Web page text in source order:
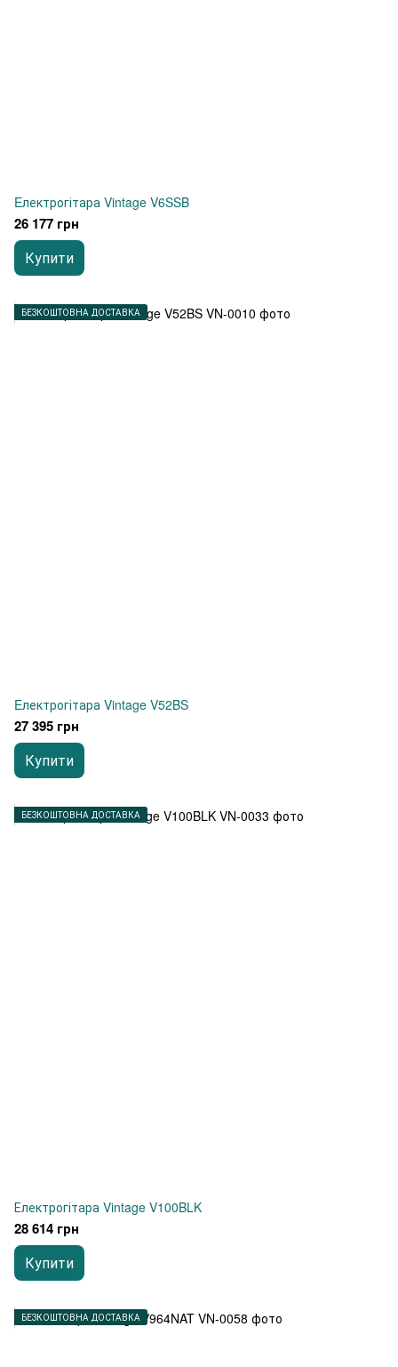
Eлектрогітара Vintage V6SSB
26 177 грн
Купити
БЕЗКОШТОВНА ДОСТАВКА
Eлектрогітара Vintage V52BS
27 395 грн
Купити
БЕЗКОШТОВНА ДОСТАВКА
Електрогітара Vintage V100BLK
28 614 грн
Купити
БЕЗКОШТОВНА ДОСТАВКА